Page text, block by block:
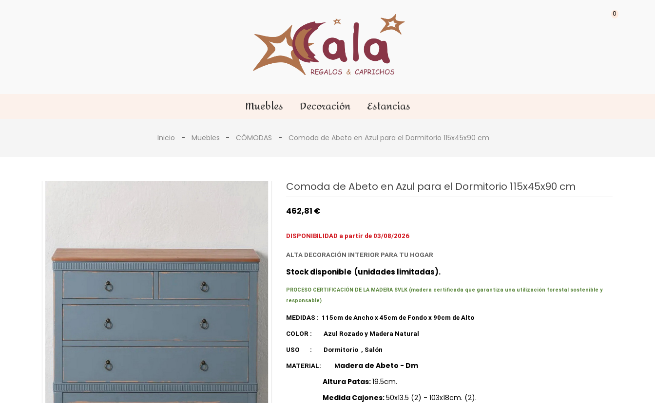
0
Muebles Decoración Estancias
Inicio Muebles CÓMODAS Comoda de Abeto en Azul para el Dormitorio 115x45x90 cm
Comoda de Abeto en Azul para el Dormitorio 115x45x90 cm
462,81 €
DISPONIBILIDAD a partir de 03/08/2026
ALTA DECORACIÓN INTERIOR PARA TU HOGAR
Stock disponible (unidades limitadas).
PROCESO CERTIFICACIÓN DE LA MADERA SVLK (madera certificada que garantiza una utilización forestal sostenible y
responsable)
MEDIDAS : 115cm de Ancho x 45cm de Fondo x 90cm de Alto
COLOR : Azul Rozado y Madera Natural
USO : Dormitorio , Salón
MATERIAL: Madera de Abeto - Dm
Altura Patas:19.5cm.
Medida Cajones:50x13.5 (2) - 103x18cm. (2).